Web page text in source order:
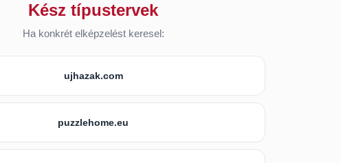
Kész típustervek
Ha konkrét elképzelést keresel:
ujhazak.com
puzzlehome.eu